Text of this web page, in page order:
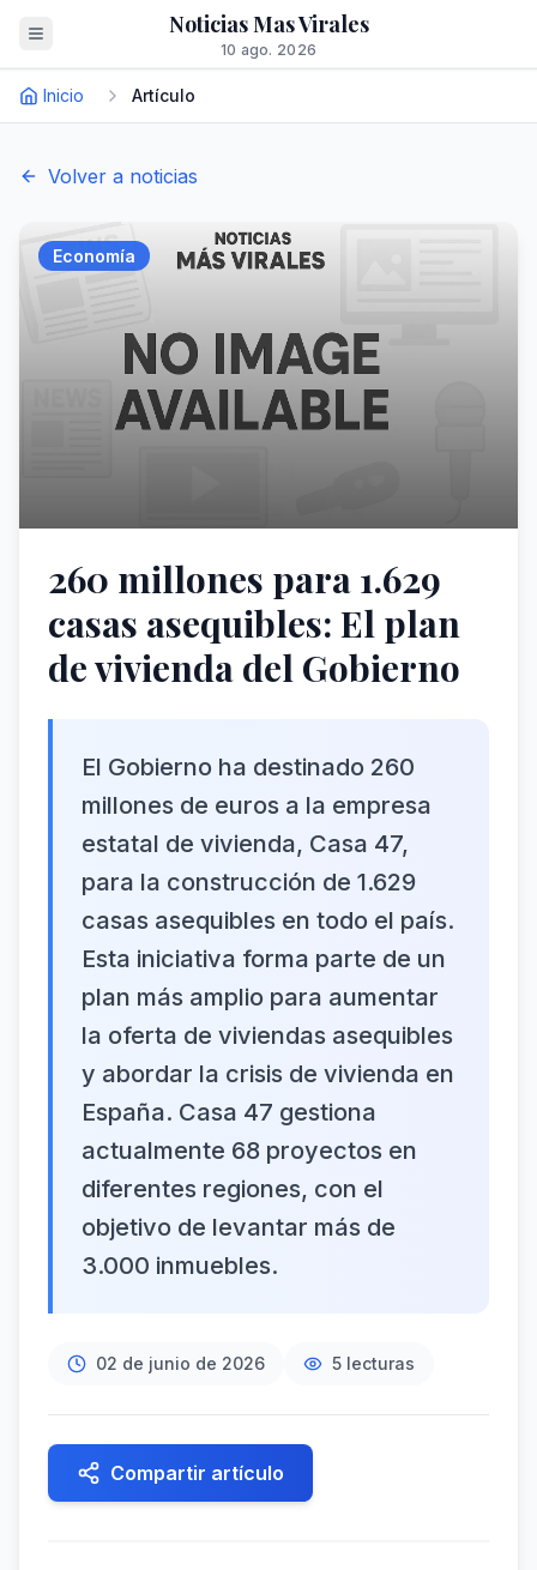
Noticias Mas Virales
10 ago. 2026
Inicio Artículo
Volver a noticias
Economía
260 millones para 1.629
casas asequibles: El plan
de vivienda del Gobierno
El Gobierno ha destinado 260
millones de euros a la empresa
estatal de vivienda, Casa 47,
para la construcción de 1.629
casas asequibles en todo el país.
Esta iniciativa forma parte de un
plan más amplio para aumentar
la oferta de viviendas asequibles
y abordar la crisis de vivienda en
España. Casa 47 gestiona
actualmente 68 proyectos en
diferentes regiones, con el
objetivo de levantar más de
3.000 inmuebles.
02 de junio de 2026 5 lecturas
Compartir artículo